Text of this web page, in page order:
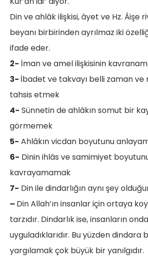
Din ve ahlâk ilişkisi, âyet ve Hz. Âişe
beyanı birbirinden ayrılmaz iki
ifade eder.
2- İman ve amel ilişkisinin
3- İbadet ve takvayı belli zaman
tahsis etmek
4- Sünnetin de ahlâkın somut bir
görmemek
5- Ahlâkın vicdan boyutunu
6- Dinin ihlâs ve samimiyet
kavrayamamak
7- Din ile dindarlığın aynı şey
– Din Allah’ın insanlar için ortaya
tarzıdır. Dindarlık ise, insanların
uyguladıklarıdır. Bu yüzden dindara
yargılamak çok büyük bir yanılgıdır.